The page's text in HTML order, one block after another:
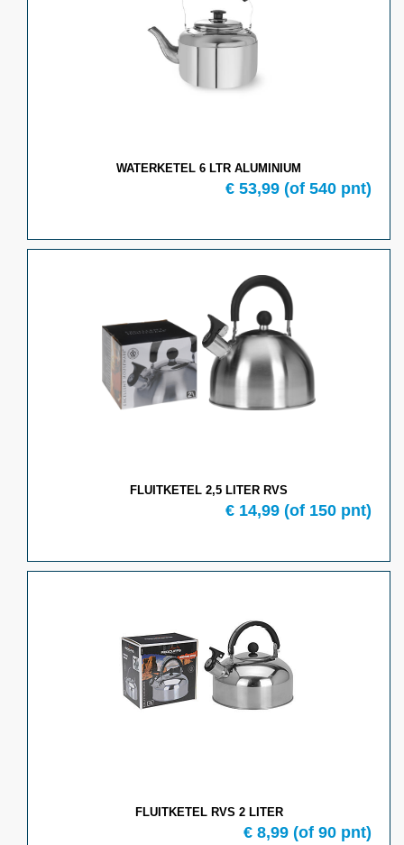
WATERKETEL 6 LTR ALUMINIUM
€ 53,99 (of 540 pnt)
FLUITKETEL 2,5 LITER RVS
€ 14,99 (of 150 pnt)
FLUITKETEL RVS 2 LITER
€ 8,99 (of 90 pnt)